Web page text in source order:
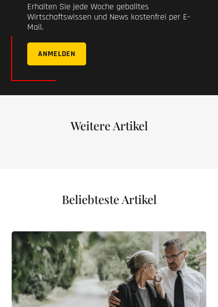
Erhalten Sie jede Woche geballtes
Wirtschaftswissen und News kostenfrei per E-
Mail.
ANMELDEN
Weitere Artikel
Beliebteste Artikel